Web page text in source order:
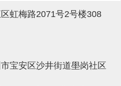
虹梅路2071号2号楼308
宝安区沙井街道壆岗社区